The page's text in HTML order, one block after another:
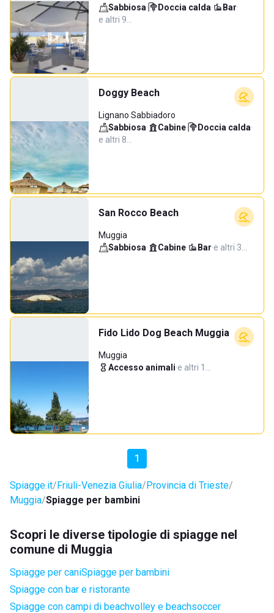
Sabbiosa· Doccia calda· Bar·
e altri 9…
Doggy Beach
Lignano Sabbiadoro
Sabbiosa· Cabine· Doccia calda·
e altri 8…
San Rocco Beach
Muggia
Sabbiosa· Cabine· Bar·e altri 3…
Fido Lido Dog Beach Muggia
Muggia
Accesso animali·e altri 1…
1
Spiagge.it Friuli-Venezia Giulia Provincia di Trieste
Muggia Spiagge per bambini
Scopri le diverse tipologie di spiagge nel
comune di Muggia
Spiagge per caniSpiagge per bambini
Spiagge con bar e ristorante
Spiagge con campi di beachvolley e beachsoccer